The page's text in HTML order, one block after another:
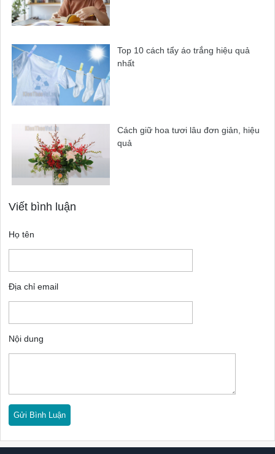
Top 10 cách tẩy áo trắng hiệu quả
nhất
Cách giữ hoa tươi lâu đơn giản, hiệu
quả
Viết bình luận
Họ tên
Địa chỉ email
Nội dung